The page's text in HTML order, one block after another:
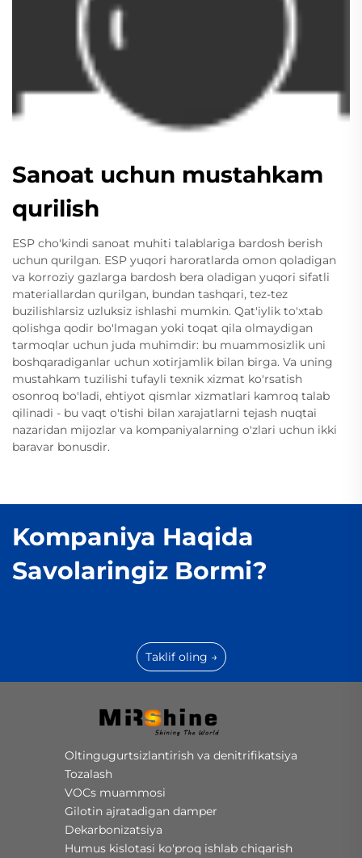
Sanoat uchun mustahkam
qurilish
ESP cho'kindi sanoat muhiti talablariga bardosh berish
uchun qurilgan. ESP yuqori haroratlarda omon qoladigan
va korroziy gazlarga bardosh bera oladigan yuqori sifatli
materiallardan qurilgan, bundan tashqari, tez-tez
buzilishlarsiz uzluksiz ishlashi mumkin. Qat'iylik to'xtab
qolishga qodir bo'lmagan yoki toqat qila olmaydigan
tarmoqlar uchun juda muhimdir: bu muammosizlik uni
boshqaradiganlar uchun xotirjamlik bilan birga. Va uning
mustahkam tuzilishi tufayli texnik xizmat ko'rsatish
osonroq bo'ladi, ehtiyot qismlar xizmatlari kamroq talab
qilinadi - bu vaqt o'tishi bilan xarajatlarni tejash nuqtai
nazaridan mijozlar va kompaniyalarning o'zlari uchun ikki
baravar bonusdir.
Kompaniya Haqida
Savolaringiz Bormi?
Taklif oling →
Oltingugurtsizlantirish va denitrifikatsiya
Tozalash
VOCs muammosi
Gilotin ajratadigan damper
Dekarbonizatsiya
Humus kislotasi ko'proq ishlab chiqarish